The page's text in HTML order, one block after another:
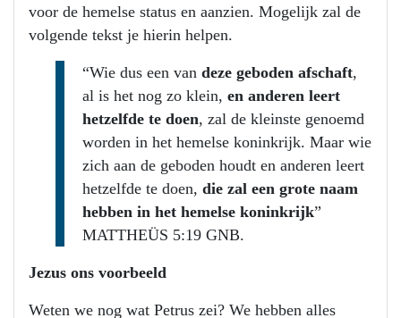
voor de hemelse status en aanzien. Mogelijk zal de
volgende tekst je hierin helpen.
“Wie dus een van deze geboden afschaft,
al is het nog zo klein, en anderen leert
hetzelfde te doen, zal de kleinste genoemd
worden in het hemelse koninkrijk. Maar wie
zich aan de geboden houdt en anderen leert
hetzelfde te doen, die zal een grote naam
hebben in het hemelse koninkrijk”
MATTHEÜS 5:19 GNB.
Jezus ons voorbeeld
Weten we nog wat Petrus zei? We hebben alles